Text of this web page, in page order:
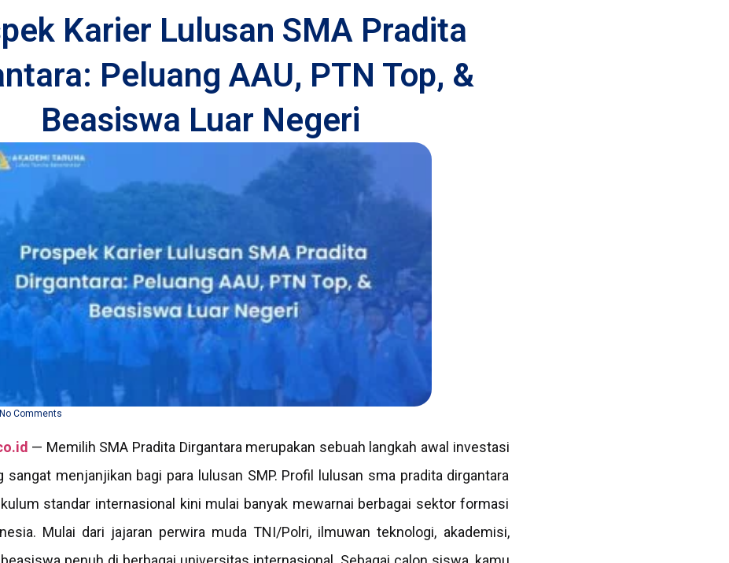
Karier Lulusan SMA Pradita
Peluang AAU, PTN Top, &
Beasiswa Luar Negeri
No Comments
— Memilih SMA Pradita Dirgantara merupakan sebuah langkah awal investasi
sangat menjanjikan bagi para lulusan SMP. Profil lulusan sma pradita dirgantara
standar internasional kini mulai banyak mewarnai berbagai sektor formasi
Mulai dari jajaran perwira muda TNI/Polri, ilmuwan teknologi, akademisi,